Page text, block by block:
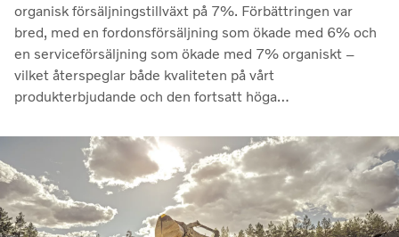
organisk försäljningstillväxt på 7%. Förbättringen var
bred, med en fordonsförsäljning som ökade med 6% och
en serviceförsäljning som ökade med 7% organiskt –
vilket återspeglar både kvaliteten på vårt
produkterbjudande och den fortsatt höga
marknader. Lönsamheten nådde sin högsta nivå under de
senaste kvartalen. Det justerade rörelseresultatet steg
till 14,8 miljarder kronor (13,5), med en justerad
rörelsemarginal på 11,7%, upp från 11,0% under andra
kvartalet 2025, en utveckling som visar vår förmåga att